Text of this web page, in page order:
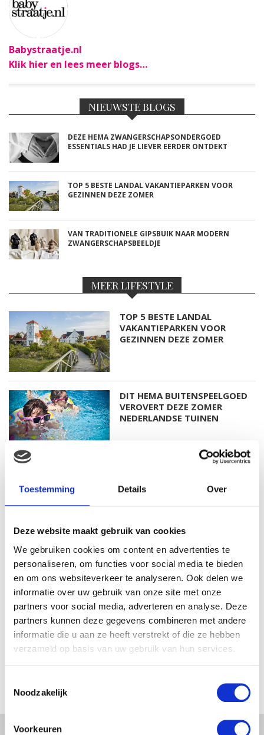
Toestemming Details Over
Deze website maakt gebruik van cookies
We gebruiken cookies om content en advertenties te
personaliseren, om functies voor social media te bieden
en om ons websiteverkeer te analyseren. Ook delen we
informatie over uw gebruik van onze site met onze
partners voor social media, adverteren en analyse. Deze
partners kunnen deze gegevens combineren met andere
informatie die u aan ze heeft verstrekt of die ze hebben
verzameld op basis van uw gebruik van hun services.
Noodzakelijk
Voorkeuren
Babystraatje.nl
Klik hier en lees meer blogs…
NIEUWSTE BLOGS
DEZE HEMA ZWANGERSCHAPSONDERGOED
ESSENTIALS HAD JE LIEVER EERDER ONTDEKT
TOP 5 BESTE LANDAL VAKANTIEPARKEN VOOR
GEZINNEN DEZE ZOMER
VAN TRADITIONELE GIPSBUIK NAAR MODERN
ZWANGERSCHAPSBEELDJE
MEER LIFESTYLE
TOP 5 BESTE LANDAL
VAKANTIEPARKEN VOOR
GEZINNEN DEZE ZOMER
DIT HEMA BUITENSPEELGOED
VEROVERT DEZE ZOMER
NEDERLANDSE TUINEN
TOT 50% KORTING
WAAROM COMFORT
BELANGRIJKER WORDT NA JE
ZWANGERSCHAP
5X TIPS OM ALS KERSVERSE
OUDER TE GENIETEN VAN EEN
RUSTIG MOMENTJE